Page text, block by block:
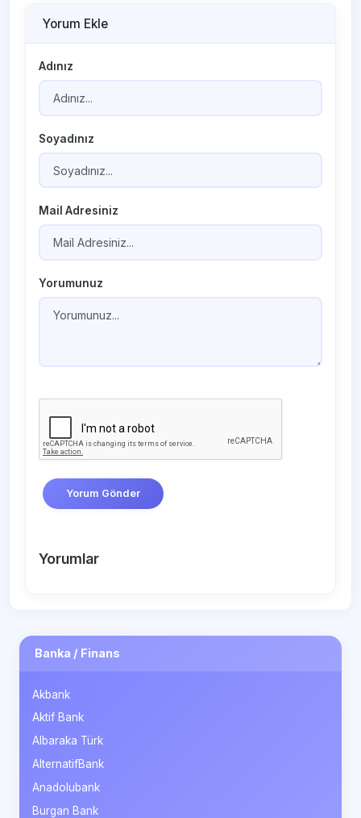
Yorum Ekle
Adınız
Soyadınız
Mail Adresiniz
Yorumunuz
Yorum Gönder
Yorumlar
Banka / Finans
Akbank
Aktif Bank
Albaraka Türk
AlternatifBank
Anadolubank
Burgan Bank